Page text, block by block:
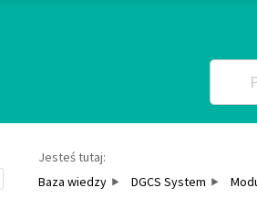
Jesteś tutaj:
Baza wiedzy
DGCS System